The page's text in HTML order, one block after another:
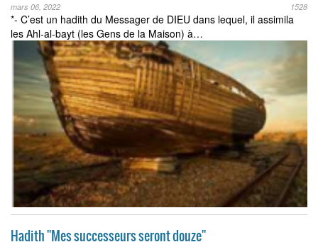
mars 06, 2022 1528
*- C’est un hadith du Messager de DIEU dans lequel, il assimila
les Ahl-al-bayt (les Gens de la Maison) à…
Hadith ''Mes successeurs seront douze''